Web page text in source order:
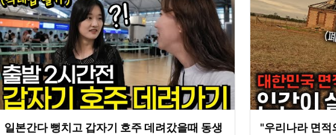
-------------- 🍘 멤버쉽 가입 [후원해주신 가입 비용은 연
말에 전액 기부됩니다]
https://www.youtube.com/channel/UCNAdXHkMg3U4xmrU9eyg1Ww/join
일본간다 뻥치고 갑자기 호주 데려갔을때 동생
"우리나라 면